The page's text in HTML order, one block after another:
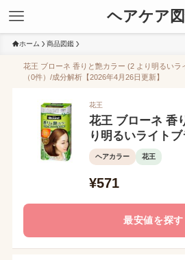
ヘアケア
ホーム 商品図鑑
花王 ブローネ 香りと艶カラー (2 より明るいラ
（0件）/成分解析【2026年4月26日更新】
花王
花王 ブローネ 香
り明るいライト
ヘアカラー 花王
¥571
最安値を探す